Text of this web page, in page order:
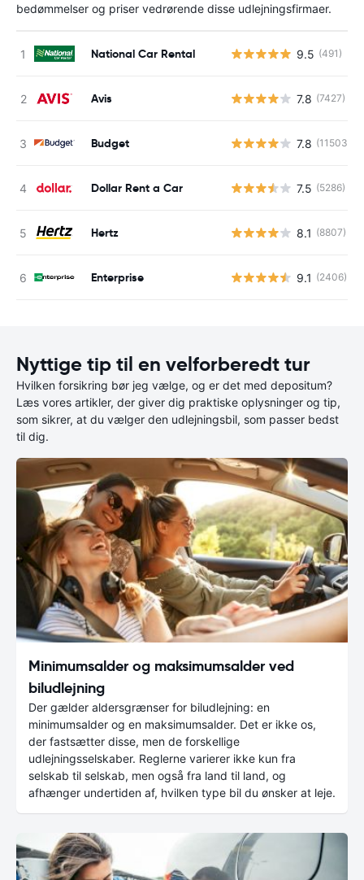
bedømmelser og priser vedrørende disse udlejningsfirmaer.
National Car Rental 9.5 (491)
Avis 7.8 (7427)
Budget 7.8 (11503)
Dollar Rent a Car 7.5 (5286)
Hertz 8.1 (8807)
Enterprise 9.1 (2406)
Nyttige tip til en velforberedt tur
Hvilken forsikring bør jeg vælge, og er det med depositum?
Læs vores artikler, der giver dig praktiske oplysninger og tip,
som sikrer, at du vælger den udlejningsbil, som passer bedst
til dig.
Minimumsalder og maksimumsalder ved
biludlejning
Der gælder aldersgrænser for biludlejning: en
minimumsalder og en maksimumsalder. Det er ikke os,
der fastsætter disse, men de forskellige
udlejningsselskaber. Reglerne varierer ikke kun fra
selskab til selskab, men også fra land til land, og
afhænger undertiden af, hvilken type bil du ønsker at leje.